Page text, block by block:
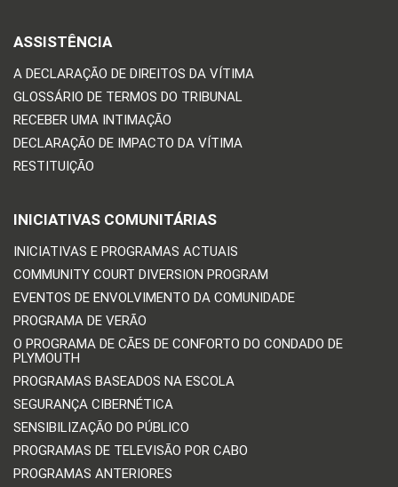
ASSISTÊNCIA
A DECLARAÇÃO DE DIREITOS DA VÍTIMA
GLOSSÁRIO DE TERMOS DO TRIBUNAL
RECEBER UMA INTIMAÇÃO
DECLARAÇÃO DE IMPACTO DA VÍTIMA
RESTITUIÇÃO
INICIATIVAS COMUNITÁRIAS
INICIATIVAS E PROGRAMAS ACTUAIS
COMMUNITY COURT DIVERSION PROGRAM
EVENTOS DE ENVOLVIMENTO DA COMUNIDADE
PROGRAMA DE VERÃO
O PROGRAMA DE CÃES DE CONFORTO DO CONDADO DE
PLYMOUTH
PROGRAMAS BASEADOS NA ESCOLA
SEGURANÇA CIBERNÉTICA
SENSIBILIZAÇÃO DO PÚBLICO
PROGRAMAS DE TELEVISÃO POR CABO
PROGRAMAS ANTERIORES